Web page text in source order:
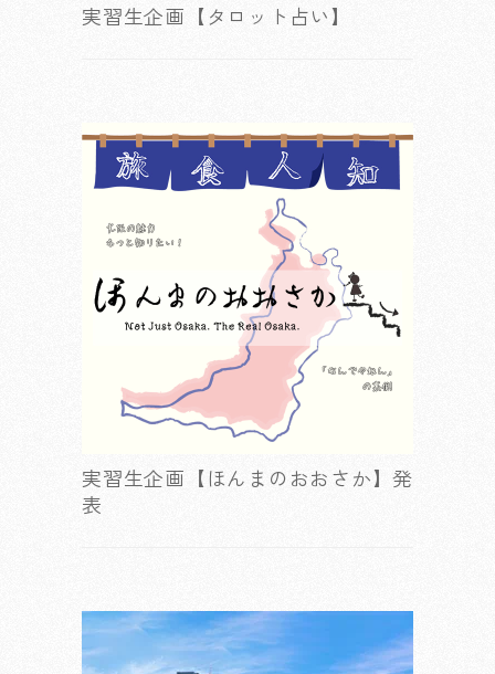
実習生企画【タロット占い】
実習生企画【ほんまのおおさか】発
表